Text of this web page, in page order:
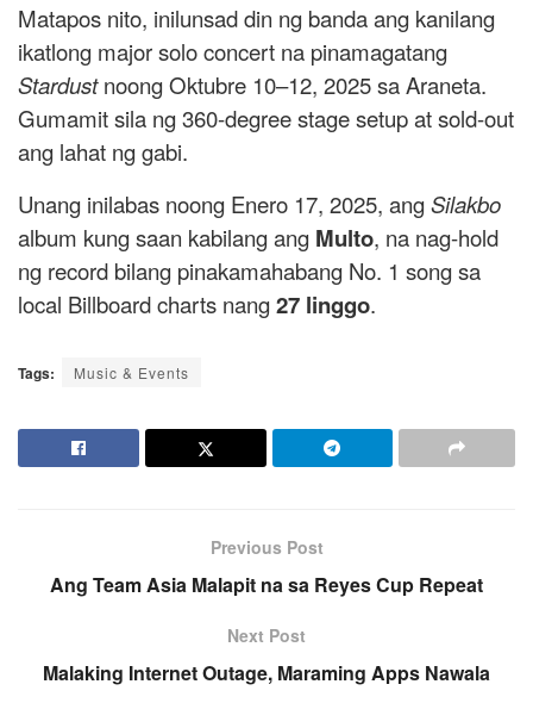
Matapos nito, inilunsad din ng banda ang kanilang
ikatlong major solo concert na pinamagatang
Stardustnoong Oktubre 10–12, 2025 sa Araneta.
Gumamit sila ng 360-degree stage setup at sold-out
ang lahat ng gabi.
Unang inilabas noong Enero 17, 2025, angSilakbo
album kung saan kabilang ang Multo, na nag-hold
ng record bilang pinakamahabang No. 1 song sa
local Billboard charts nang27 linggo.
Tags: Music & Events
Previous Post
Ang Team Asia Malapit na sa Reyes Cup Repeat
Next Post
Malaking Internet Outage, Maraming Apps Nawala